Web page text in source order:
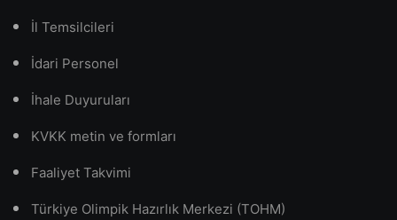
İl Temsilcileri
İdari Personel
İhale Duyuruları
KVKK metin ve formları
Faaliyet Takvimi
Türkiye Olimpik Hazırlık Merkezi (TOHM)